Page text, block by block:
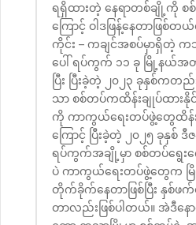
ရရှိထားတဲ့ နေရာတစ်ချို့ကို
ကြောင့် ဝါဒဖြန့်နေတာဖြ
ကိုင်း – ကချင်အစပ်မှာရှိတဲ့ က
ပေါ် ရပ်ကွက် ၁၁ ခု မြို့နယ်အတွင်
ပြီး ပြီးခဲ့တဲ့ ၂၀၂၃ ခုနှစ်က
သာ စစ်တပ်ကထိန်းချုပ်ထားနိုင်ပ
ကို ကာကွယ်ရေးတပ်ဖွဲ့တွေထိန်းခ
ကြောင့် ပြီးခဲ့တဲ့ ၂၀၂၅ ခုနှစ်
ရပ်ကွက်အချို့မှာ စစ်တပ်ရွေးက
ပဲ ကာကွယ်ရေးတပ်ဖွဲ့တွေက မ
တိုက်ခိုက်နေတာဖြစ်ပြီး နှစ်ဖက်
တာလည်းဖြစ်ပါတယ်။ အဲဒီန